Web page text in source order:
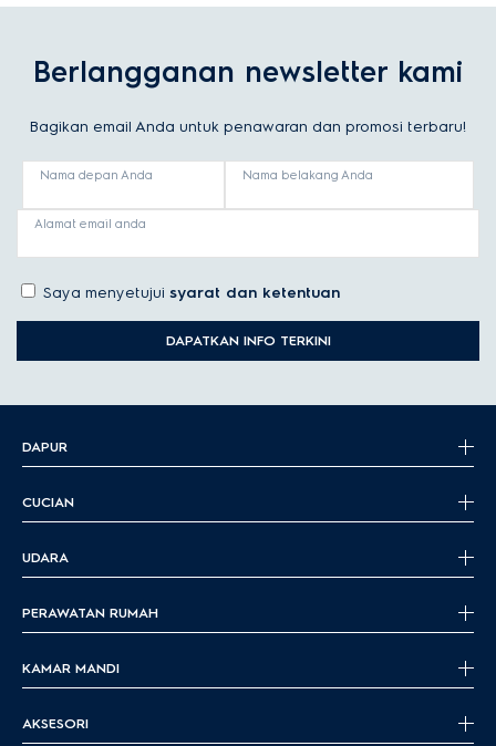
Berlangganan newsletter kami
Bagikan email Anda untuk penawaran dan promosi terbaru!
Nama depan Anda Nama belakang Anda
Alamat email anda
Saya menyetujui syarat dan ketentuan
DAPATKAN INFO TERKINI
DAPUR
CUCIAN
UDARA
PERAWATAN RUMAH
KAMAR MANDI
AKSESORI